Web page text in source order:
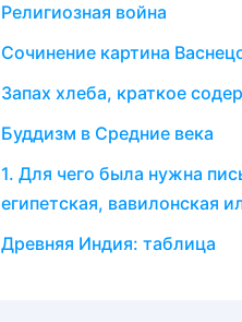
Религиозная война
Сочинение картина
Запах хлеба, краткое
Буддизм в Средние века
1. Для чего была нужна
египетская, вавилонская
Древняя Индия: таблица